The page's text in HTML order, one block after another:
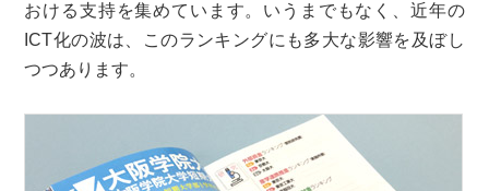
おける支持を集めています。いうまでもなく、近年の
ICT化の波は、このランキングにも多大な影響を及ぼし
つつあります。